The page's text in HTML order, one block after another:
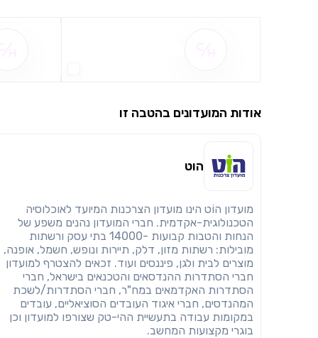
אודות המועדונים בהטבה זו
הוט
מועדון הוֹט הינו מועדון הצרכנות המיועד לאוכלוסיה
הטכנולוגית-אקדמית. חברי המועדון נהנים משפע של
הנחות והטבות קבועות -14000 בתי עסק ורשתות
מובילות: רשתות מזון, דלק, תיירות ונופש, חשמל, אופנה,
מוצרים לבית ולגן, פיננסים ועוד. זכאים להצטרף למועדון
חברי הסתדרות ההנדסאים והטכנאים בישראל, חברי
הסתדרות האקדמאים במח"ר, חברי הסתדרות/לשכת
המהנדסים, חברי איגוד העובדים הסוציאליים, עובדים
במקומות עבודה בתעשיית ההי-טק שצורפו למועדון וכן
בוגרי מקצועות המחשב.